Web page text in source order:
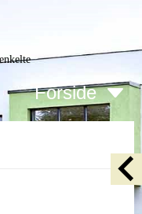
Forside